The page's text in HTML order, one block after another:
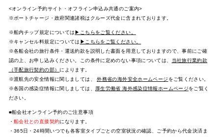
<オンライン予約サイト・オフライン申込み共通のご案内>
※ポートチャージ・政府関連諸税はクルーズ代金に含まれております。
※船内チップ規定については▶こちらをご覧ください。
※キャンセル料規定については ▶こちらをご覧ください。
※各船会社の旅行条件・運送約款を説明した書面を用意しておりますので、事前にご確
認の上、お申し込みください。この条件に定めのない事項については、
当社旅行業約款
（手配旅行契約の部） によります。
※渡航先の安全情報に関しましては、外務省の海外安全ホームページ をご覧ください。
※各国の感染症情報に関しましては、
厚生労働省 海外感染症情報ホームページをご覧く
ださい。
■船会社オンライン予約のご注意事項
・ 船会社との直接契約になります。
・365日・24時間いつでも各客室タイプごとの空室状況の確認、ご予約から代金決済ま